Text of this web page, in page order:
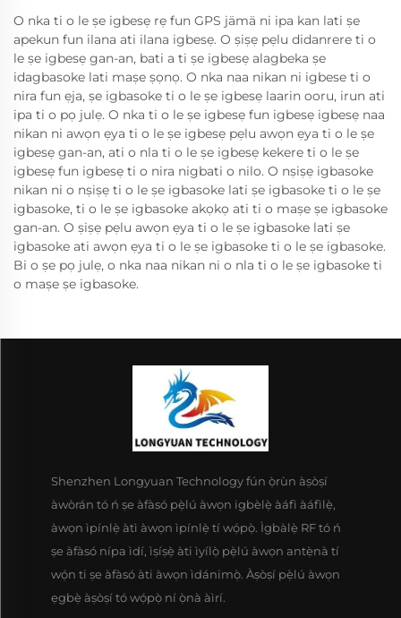
O nka ti o le ṣe igbesẹ rẹ fun GPS jämä ni ipa kan lati ṣe
apekun fun ilana ati ilana igbesẹ. O ṣiṣẹ pẹlu didanrere ti o
le ṣe igbesẹ gan-an, bati a ti ṣe igbesẹ alagbeka ṣe
idagbasoke lati maṣe ṣọnọ. O nka naa nikan ni igbese ti o
nira fun ẹja, ṣe igbasoke ti o le ṣe igbesẹ laarin ooru, irun ati
ipa ti o pọ julẹ. O nka ti o le ṣe igbesẹ fun igbesẹ igbesẹ naa
nikan ni awọn ẹya ti o le ṣe igbesẹ pẹlu awọn ẹya ti o le ṣe
igbesẹ gan-an, ati o nla ti o le ṣe igbesẹ kekere ti o le ṣe
igbesẹ fun igbesẹ ti o nira nigbati o nilo. O nṣiṣẹ igbasoke
nikan ni o nṣiṣẹ ti o le ṣe igbasoke lati ṣe igbasoke ti o le ṣe
igbasoke, ti o le ṣe igbasoke akọkọ ati ti o maṣe ṣe igbasoke
gan-an. O ṣiṣẹ pẹlu awọn ẹya ti o le ṣe igbasoke lati ṣe
igbasoke ati awọn ẹya ti o le ṣe igbasoke ti o le ṣe igbasoke.
Bi o ṣe pọ julẹ, o nka naa nikan ni o nla ti o le ṣe igbasoke ti
o maṣe ṣe igbasoke.
Shenzhen Longyuan Technology fún ọ̀rùn àṣòṣí
àwòrán tó ń ṣe àfàsó pẹ̀lú àwọn igbèlẹ̀ àáfì àáfìlẹ̀,
àwọn ìpínlẹ̀ àtì àwọn ìpínlẹ̀ tí wọ́pọ̀. Ìgbàlẹ̀ RF tó ń
ṣe àfàsó nípa ìdí, ìṣíṣẹ̀ àti ìyílọ̀ pẹ̀lú àwọn antẹ̀nà tí
wọ́n ti ṣe àfàsó àti àwọn ìdánimọ̀. Àṣòṣí pẹ̀lú àwọn
ẹgbẹ̀ àṣòṣí tó wọ́pọ̀ ní ọ̀nà àìrí.